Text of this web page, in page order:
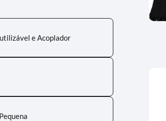
e Acoplador